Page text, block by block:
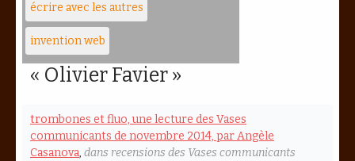
écrire avec les autres
invention web
« Olivier Favier »
trombones et fluo, une lecture des Vases
communicants de novembre 2014, par Angèle
Casanova, dans recensions des Vases communicants